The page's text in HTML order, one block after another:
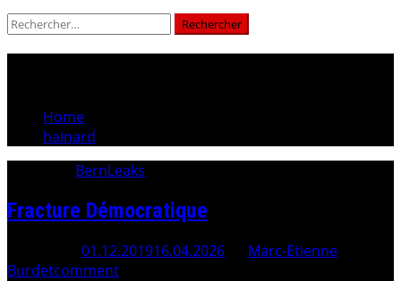
Rechercher :
Home
hainard
BernLeaks
Fracture Démocratique
01.12.201916.04.2026
Marc-Etienne
Burdetcomment